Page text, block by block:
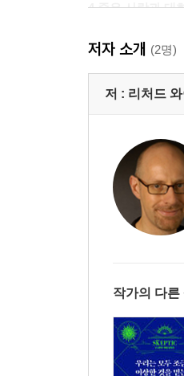
4 죽은 사람과 대
파장 / 마크 트웨
중간휴식: 말하
가위 눌린 화가
맹물에서 향기
6 난 네가 지난
세계 최고의 독
7 꿈은 이루어진
꿈에서 미래를
에필로그: 세상
저자 소개 (2명)
저 : 리처드
작가의 다른